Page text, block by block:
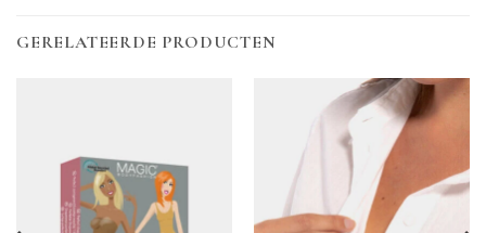
GERELATEERDE PRODUCTEN